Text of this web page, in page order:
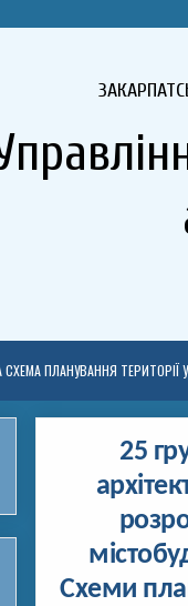
СХЕМА ПЛАНУВАННЯ ТЕРИТОРІЇ
25
Схеми